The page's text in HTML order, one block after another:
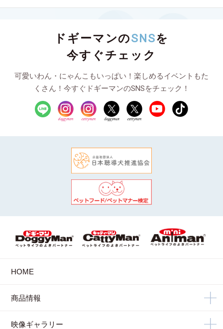
ドギーマンのSNSを
今すぐチェック
可愛いわん・にゃんこもいっぱい！楽しめるイベントもた
くさん！今すぐドギーマンのSNSをチェック！
HOME
商品情報
映像ギャラリー